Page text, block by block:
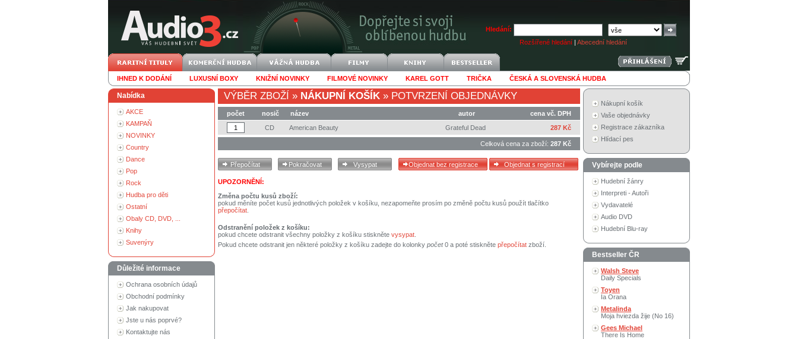
Hledání:
Rozšířené hledání | Abecední hledání
IHNED K DODÁNÍ LUXUSNÍ BOXY KNIŽNÍ NOVINKY FILMOVÉ NOVINKY KAREL GOTT TRIČKA ČESKÁ A SLOVENSKÁ HUDBA
Nabídka
AKCE
KAMPAŇ
NOVINKY
Country
Dance
Pop
Rock
Hudba pro děti
Ostatní
Obaly CD, DVD, ...
Knihy
Suvenýry
Důležité informace
Ochrana osobních údajů
Obchodní podmínky
Jak nakupovat
Jste u nás poprvé?
Kontaktujte nás
VÝBĚR ZBOŽÍ » NÁKUPNÍ KOŠÍK » POTVRZENÍ OBJEDNÁVKY
počet nosič název autor
cena vč. DPH
CD
American Beauty Grateful Dead 287 Kč
Celková cena za zboží: 287 Kč
UPOZORNĚNÍ:
Změna počtu kusů zboží:
pokud měníte počet kusů jednotlivých položek v košíku, nezapomeňte prosím po změně počtu kusů použít tlačítko
přepočítat
Odstranění položek z košíku:
pokud chcete odstranit všechny položky z košíku stiskněte vysypat
Pokud chcete odstranit jen některé položky z košíku zadejte do kolonky počet0 a poté stiskněte přepočítat zboží.
Nákupní košík
Vaše objednávky
Registrace zákazníka
Hlídací pes
Vybírejte podle
Hudební žánry
Interpreti - Autoři
Vydavatelé
Audio DVD
Hudební Blu-ray
Bestseller ČR
Walsh Steve
Daily Specials
Toyen
Ia Orana
Metalinda
Moja hviezda žije (No 16)
Gees Michael
There Is Home